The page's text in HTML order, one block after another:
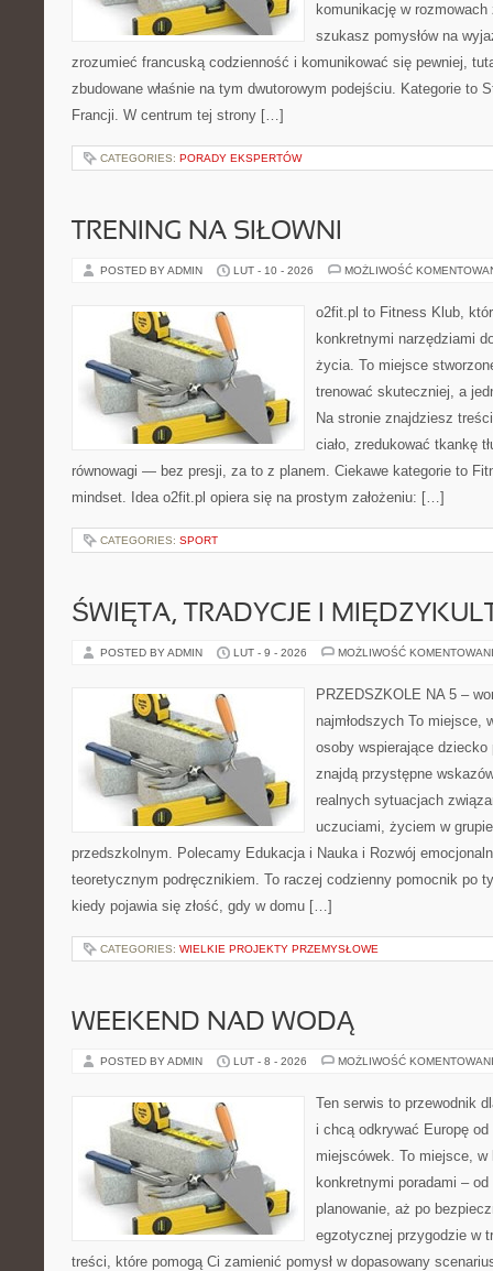
komunikację w
szukasz pomysłów na
zrozumieć francuską codzienność i komunikować się pewniej,
zbudowane właśnie na tym dwutorowym podejściu. Kategorie to
Francji. W centrum tej strony […]
CATEGORIES: PORADY EKSPERTÓW
TRENING NA SIŁOWNI
POSTED BY ADMIN LUT - 10 - 2026 MOŻLIWOŚĆ
o2fit.pl to Fitness Klub,
konkretnymi narzędziami
życia. To miejsce
trenować skuteczniej, a
Na stronie znajdziesz
ciało, zredukować tkankę
równowagi — bez presji, za to z planem. Ciekawe kategorie to
mindset. Idea o2fit.pl opiera się na prostym założeniu: […]
CATEGORIES: SPORT
ŚWIĘTA, TRADYCJE I
POSTED BY ADMIN LUT - 9 - 2026 MOŻLIWOŚĆ
PRZEDSZKOLE NA 5 –
najmłodszych To miejsce,
osoby wspierające
znajdą przystępne
realnych sytuacjach
uczuciami, życiem w
przedszkolnym. Polecamy Edukacja i Nauka i Rozwój
teoretycznym podręcznikiem. To raczej codzienny pomocnik po
kiedy pojawia się złość, gdy w domu […]
CATEGORIES: WIELKIE PROJEKTY PRZEMYSŁOWE
WEEKEND NAD WODĄ
POSTED BY ADMIN LUT - 8 - 2026 MOŻLIWOŚĆ
Ten serwis to przewodnik
i chcą odkrywać Europę
miejscówek. To miejsce,
konkretnymi poradami –
planowanie, aż po
egzotycznej przygodzie w
treści, które pomogą Ci zamienić pomysł w dopasowany